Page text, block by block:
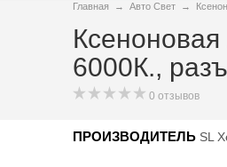
Главная → Авто Свет →
6000К.,
0 отзывов
ПРОИЗВОДИТЕЛЬ SL